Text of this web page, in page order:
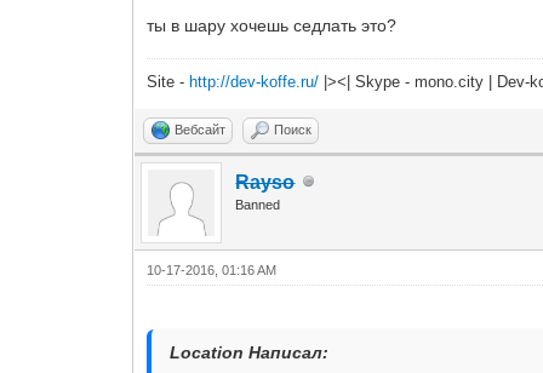
ты в шару хочешь седлать это?
Site - http://dev-koffe.ru/ |><| Skype - mono.city | Dev-
Вебсайт Поиск
Rayso
Banned
10-17-2016, 01:16 AM
Location Написал: